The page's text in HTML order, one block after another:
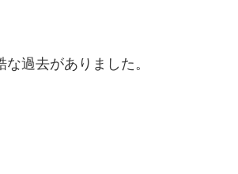
過去がありました。